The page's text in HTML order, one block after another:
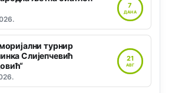
7
ДАНА
турнир
Слијепчевић
21
АВГ